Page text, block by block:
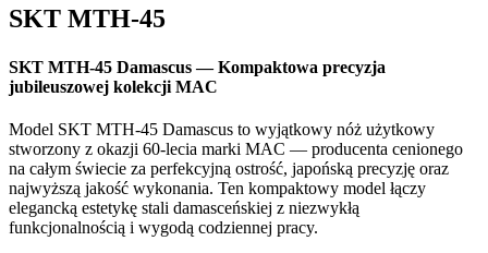
SKT MTH-45
SKT MTH-45 Damascus — Kompaktowa precyzja
jubileuszowej kolekcji MAC
Model SKT MTH-45 Damascus to wyjątkowy nóż użytkowy
stworzony z okazji 60-lecia marki MAC — producenta cenionego
na całym świecie za perfekcyjną ostrość, japońską precyzję oraz
najwyższą jakość wykonania. Ten kompaktowy model łączy
elegancką estetykę stali damasceńskiej z niezwykłą
funkcjonalnością i wygodą codziennej pracy.